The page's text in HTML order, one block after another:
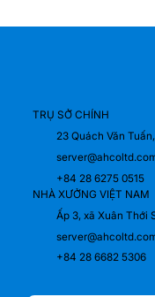
TRỤ SỞ CHÍNH
23 Quách Văn
+84 28 6275 0515
NHÀ XƯỞNG VIỆT NAM
Ấp 3, xã Xuân Thới
+84 28 6682 5306